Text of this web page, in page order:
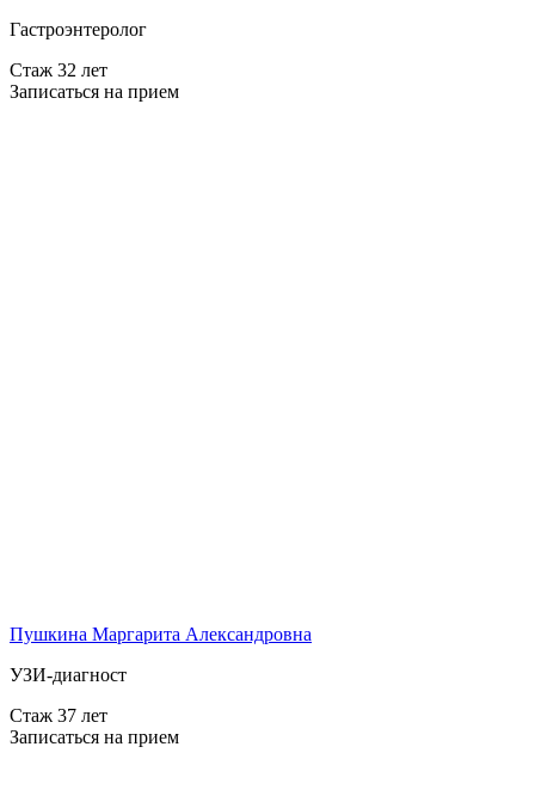
Гастроэнтеролог
Стаж 32 лет
Записаться на прием
Пушкина Маргарита Александровна
УЗИ-диагност
Стаж 37 лет
Записаться на прием